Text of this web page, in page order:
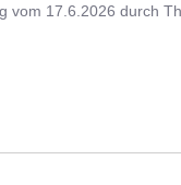
vom 17.6.2026 durch